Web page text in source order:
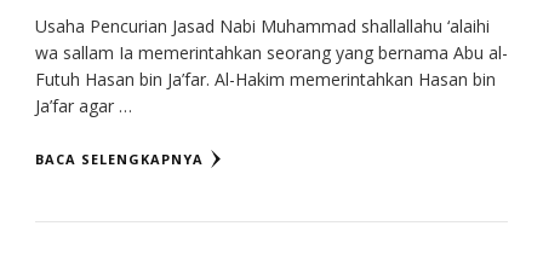
Usaha Pencurian Jasad Nabi Muhammad shallallahu ‘alaihi
wa sallam Ia memerintahkan seorang yang bernama Abu al-
Futuh Hasan bin Ja’far. Al-Hakim memerintahkan Hasan bin
Ja’far agar …
BACA SELENGKAPNYA